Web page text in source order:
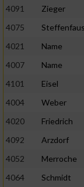
4091
Zieger
4075
4021
Name
4007
Name
4101
Eisel
4004
Weber
4020
Friedrich
4092
Arzdorf
4052
Merroche
4064
Schmidt